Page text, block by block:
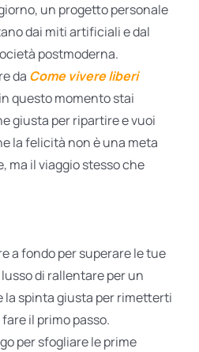
un progetto personale
dai miti artificiali e dal
postmoderna.
da Come vivere liberi
questo momento stai
giusta per ripartire e vuoi
la felicità non è una meta
ma il viaggio stesso che
a fondo per superare le tue
di rallentare per un
la spinta giusta per rimetterti
il primo passo.
per sfogliare le prime